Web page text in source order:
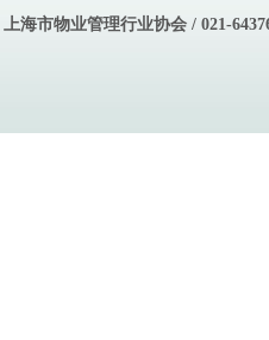
上海市物业管理行业协会 / 021-